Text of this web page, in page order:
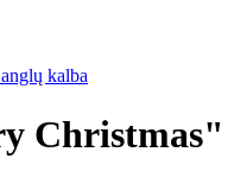
kalba
Christmas"